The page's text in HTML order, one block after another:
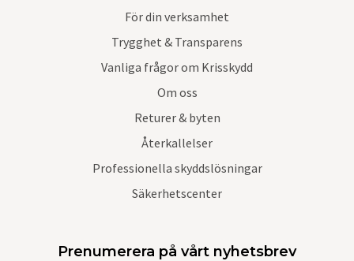
För din verksamhet
Trygghet & Transparens
Vanliga frågor om Krisskydd
Om oss
Returer & byten
Återkallelser
Professionella skyddslösningar
Säkerhetscenter
Prenumerera på vårt nyhetsbrev